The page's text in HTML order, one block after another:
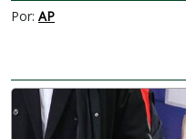
Por: AP